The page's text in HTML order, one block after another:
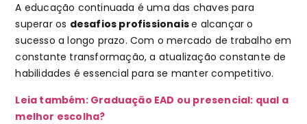
A educação continuada é uma das chaves para
superar os desafios profissionaise alcançar o
sucesso a longo prazo. Com o mercado de trabalho em
constante transformação, a atualização constante de
habilidades é essencial para se manter competitivo.
Leia também: Graduação EAD ou presencial: qual a
melhor escolha?